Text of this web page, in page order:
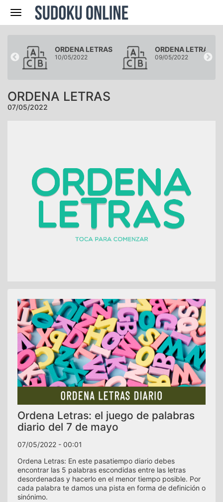
Navegación
ORDENA LETRAS
10/05/2022
ORDENA LETRAS
09/05/2022
ORDENA LETRAS
07/05/2022
Ordena Letras: el juego de palabras
diario del 7 de mayo
07/05/2022 - 00:01
Ordena Letras: En este pasatiempo diario debes
encontrar las 5 palabras escondidas entre las letras
desordenadas y hacerlo en el menor tiempo posible. Por
cada palabra te damos una pista en forma de definición o
sinónimo.